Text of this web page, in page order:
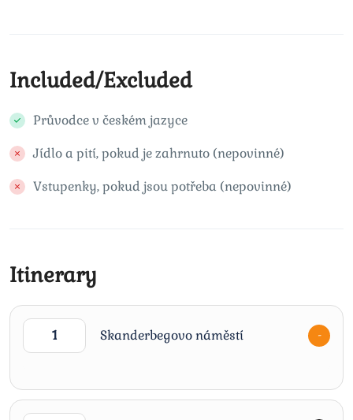
Included/Excluded
Průvodce v českém jazyce
Jídlo a pití, pokud je zahrnuto (nepovinné)
Vstupenky, pokud jsou potřeba (nepovinné)
Itinerary
1 Skanderbegovo náměstí